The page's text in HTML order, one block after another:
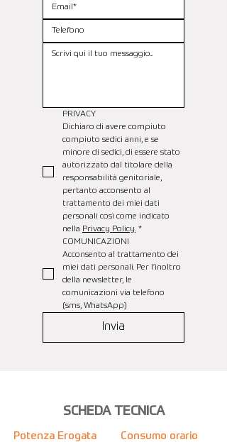
PRIVACY
Dichiaro di avere compiuto
compiuto sedici anni, e se
minore di sedici, di essere stato
autorizzato dal titolare della
responsabilità genitoriale,
pertanto acconsento al
trattamento dei miei dati
personali così come indicato
nella Privacy Policy. *
COMUNICAZIONI
Acconsento al trattamento dei
miei dati personali. Per l’inoltro
della newsletter, le
comunicazioni via telefono
(sms, WhatsApp)
Invia
SCHEDA TECNICA
Potenza Erogata Consumo orario